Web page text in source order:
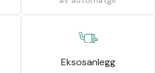
Eksosanlegg